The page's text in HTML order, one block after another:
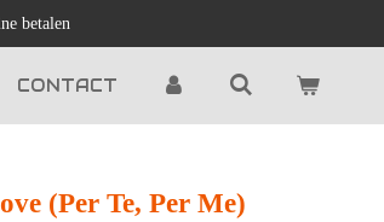
betalen
CONTACT
(Per Te, Per Me)